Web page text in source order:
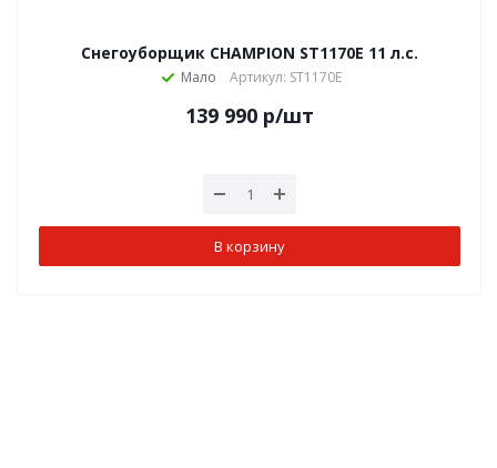
Снегоуборщик CHAMPION ST1170E 11 л.с.
Мало Артикул: ST1170E
139 990 р/шт
В корзину